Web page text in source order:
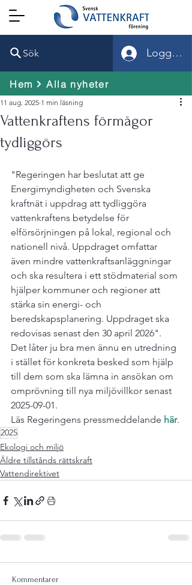
Sök Logga in
Hem Alla nyheter
Vattenkraftens förmågor
tydliggörs
11 aug. 2025 1 min läsning
"Regeringen har beslutat att ge
Energimyndigheten och Svenska
kraftnät i uppdrag att tydliggöra
vattenkraftens betydelse för
elförsörjningen på lokal, regional och
nationell nivå. Uppdraget omfattar
även mindre vattenkraftsanläggningar
och ska resultera i ett stödmaterial som
hjälper kommuner och regioner att
stärka sin energi- och
beredskapsplanering. Uppdraget ska
redovisas senast den 30 april 2026".
Det låter ju bra men ännu en utredning
i stället för konkreta besked som hjälp
till dem som ska lämna in ansökan om
omprövning till nya miljövillkor senast
2025-09-01.
Läs Regeringens pressmeddelande här.
2025
Ekologi och miljö
Äldre tillstånds rättskraft
Vattendirektivet
Kommentarer